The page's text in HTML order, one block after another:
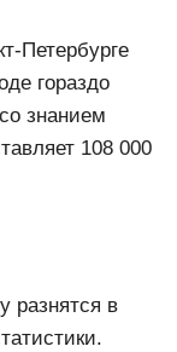
Петербурге
гораздо
знанием
108 000
разнятся в